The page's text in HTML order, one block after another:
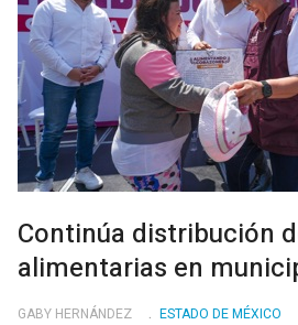
Continúa distribución
alimentarias en
GABY HERNÁNDEZ
ESTADO DE MÉXICO